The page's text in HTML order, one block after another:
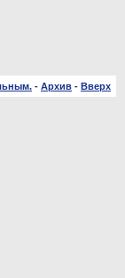
- Архив - Вверх